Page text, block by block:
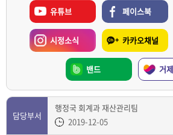
유튜브 페이스북
시정소식 카카오채널
밴드 거
담당부서
행정국 회계과 재산관리팀
2019-12-05